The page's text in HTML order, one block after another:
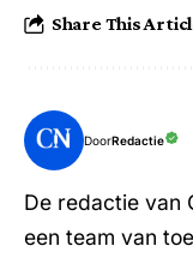
Share This
DoorRedactie
De redactie van
een team van